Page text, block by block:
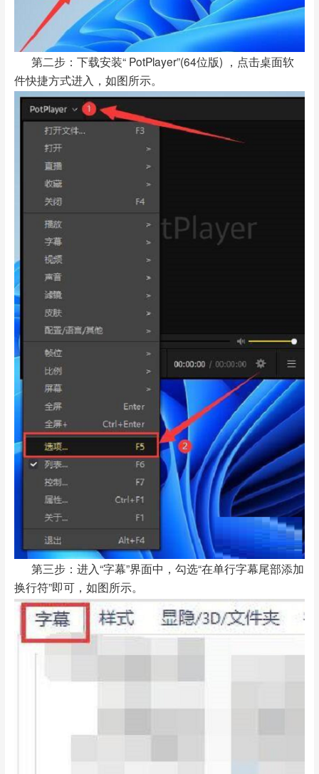
第二步：下载安装“ PotPlayer”(64位版) ，点击桌面软
件快捷方式进入，如图所示。
第三步：进入“字幕”界面中，勾选“在单行字幕尾部添加
换行符”即可，如图所示。